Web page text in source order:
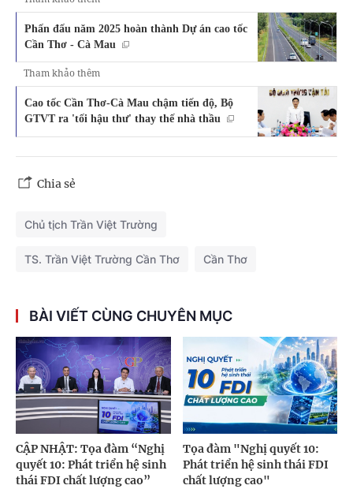
Phấn đấu năm 2025 hoàn thành Dự án cao tốc
Cần Thơ - Cà Mau
Tham khảo thêm
Cao tốc Cần Thơ-Cà Mau chậm tiến độ, Bộ
GTVT ra 'tối hậu thư' thay thế nhà thầu
Chia sẻ
Chủ tịch Trần Việt Trường
TS. Trần Việt Trường Cần Thơ Cần Thơ
BÀI VIẾT CÙNG CHUYÊN MỤC
CẬP NHẬT: Tọa đàm “Nghị
quyết 10: Phát triển hệ sinh
thái FDI chất lượng cao”
Tọa đàm "Nghị quyết 10:
Phát triển hệ sinh thái FDI
chất lượng cao"